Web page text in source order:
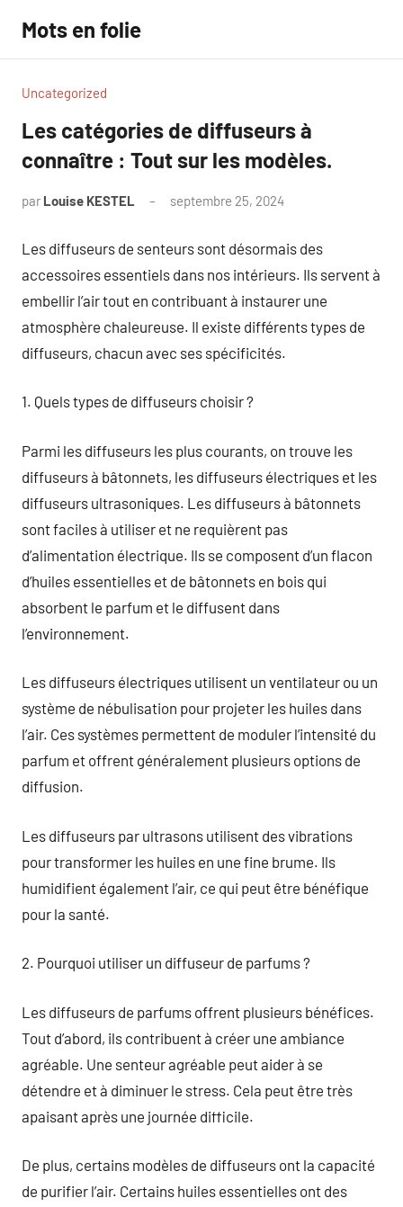
contenu
Mots en folie
Uncategorized
Les catégories de diffuseurs à
connaître : Tout sur les modèles.
par Louise KESTEL septembre 25, 2024
Les diffuseurs de senteurs sont désormais des
accessoires essentiels dans nos intérieurs. Ils servent à
embellir l’air tout en contribuant à instaurer une
atmosphère chaleureuse. Il existe différents types de
diffuseurs, chacun avec ses spécificités.
1. Quels types de diffuseurs choisir ?
Parmi les diffuseurs les plus courants, on trouve les
diffuseurs à bâtonnets, les diffuseurs électriques et les
diffuseurs ultrasoniques. Les diffuseurs à bâtonnets
sont faciles à utiliser et ne requièrent pas
d’alimentation électrique. Ils se composent d’un flacon
d’huiles essentielles et de bâtonnets en bois qui
absorbent le parfum et le diffusent dans
l’environnement.
Les diffuseurs électriques utilisent un ventilateur ou un
système de nébulisation pour projeter les huiles dans
l’air. Ces systèmes permettent de moduler l’intensité du
parfum et offrent généralement plusieurs options de
diffusion.
Les diffuseurs par ultrasons utilisent des vibrations
pour transformer les huiles en une fine brume. Ils
humidifient également l’air, ce qui peut être bénéfique
pour la santé.
2. Pourquoi utiliser un diffuseur de parfums ?
Les diffuseurs de parfums offrent plusieurs bénéfices.
Tout d’abord, ils contribuent à créer une ambiance
agréable. Une senteur agréable peut aider à se
détendre et à diminuer le stress. Cela peut être très
apaisant après une journée difficile.
De plus, certains modèles de diffuseurs ont la capacité
de purifier l’air. Certains huiles essentielles ont des